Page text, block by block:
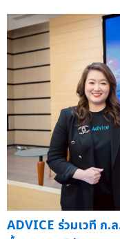
ADVICE ร่วมเวที ก